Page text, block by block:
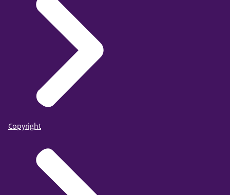
Copyright